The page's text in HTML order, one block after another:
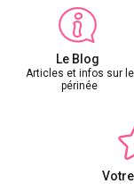
Le Blog
Articles et infos sur le
périnée